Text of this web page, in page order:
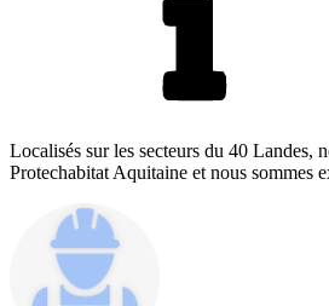
Localisés sur les secteurs du 40 Landes,
Protechabitat Aquitaine et nous sommes